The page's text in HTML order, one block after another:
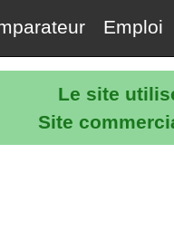
Le site
Site
Emploi